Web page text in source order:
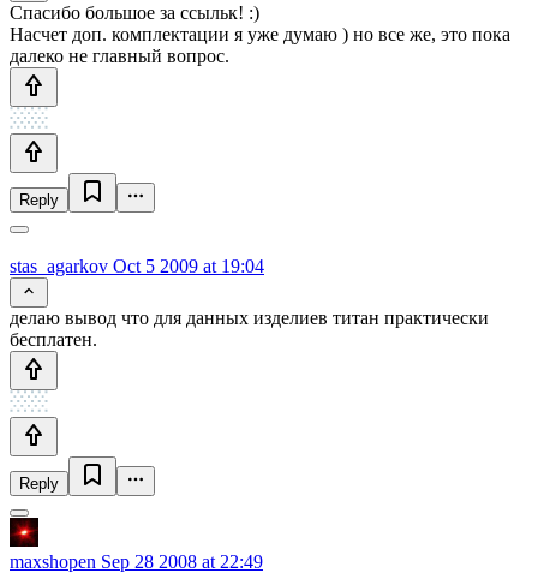
Спасибо большое за ссыльк! :)
Насчет доп. комплектации я уже думаю ) но все же, это пока
далеко не главный вопрос.
Reply
stas_agarkov Oct 5 2009 at 19:04
делаю вывод что для данных изделиев титан практически
бесплатен.
Reply
maxshopen Sep 28 2008 at 22:49